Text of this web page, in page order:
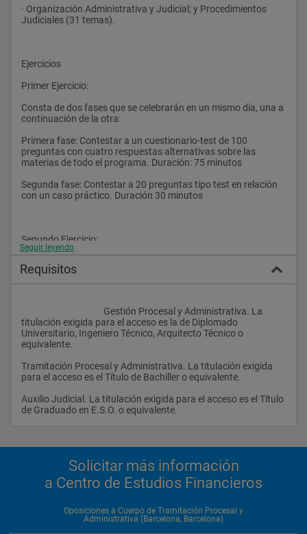
· Organización Administrativa y Judicial; y Procedimientos
Judiciales (31 temas).
Ejercicios
Primer Ejercicio:
Consta de dos fases que se celebrarán en un mismo día, una a
continuación de la otra:
Primera fase: Contestar a un cuestionario-test de 100
preguntas con cuatro respuestas alternativas sobre las
materias de todo el programa. Duración: 75 minutos
Segunda fase: Contestar a 20 preguntas tipo test en relación
con un caso práctico. Duración 30 minutos
Segundo Ejercicio:
requerimientos que el Tribunal determine. Duración 15
Seguir leyendo
Requisitos
titulación exigida para el acceso es la de Diplomado
Universitario, Ingeniero Técnico, Arquitecto Técnico o
equivalente.
Tramitación Procesal y Administrativa. La titulación exigida
para el acceso es el Título de Bachiller o equivalente.
Auxilio Judicial. La titulación exigida para el acceso es el Título
de Graduado en E.S.O. o equivalente.
Solicitar más información
a Centro de Estudios Financieros
Oposiciones a Cuerpo de Tramitación Procesal y
Administrativa (Barcelona, Barcelona)